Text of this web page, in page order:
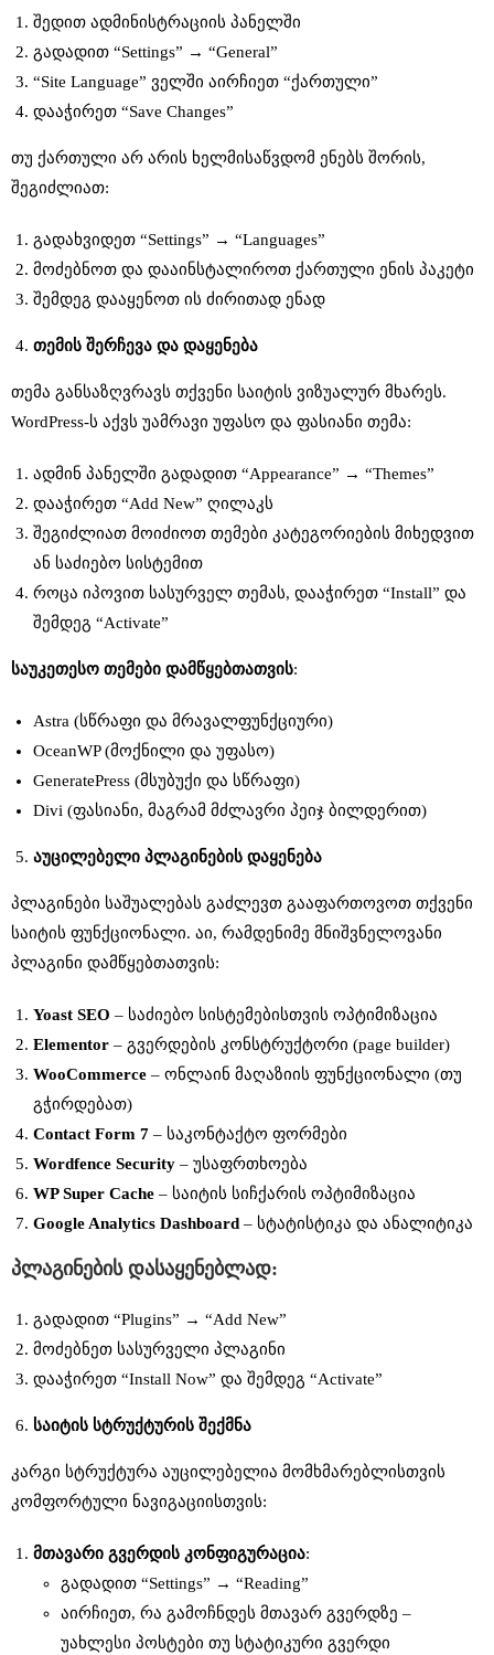
შედით ადმინისტრაციის პანელში
გადადით “Settings” → “General”
“Site Language” ველში აირჩიეთ “ქართული”
დააჭირეთ “Save Changes”
თუ ქართული არ არის ხელმისაწვდომ ენებს შორის,
შეგიძლიათ:
გადახვიდეთ “Settings” → “Languages”
მოძებნოთ და დააინსტალიროთ ქართული ენის პაკეტი
შემდეგ დააყენოთ ის ძირითად ენად
თემის შერჩევა და დაყენება
თემა განსაზღვრავს თქვენი საიტის ვიზუალურ მხარეს.
WordPress-ს აქვს უამრავი უფასო და ფასიანი თემა:
ადმინ პანელში გადადით “Appearance” → “Themes”
დააჭირეთ “Add New” ღილაკს
შეგიძლიათ მოიძიოთ თემები კატეგორიების მიხედვით
ან საძიებო სისტემით
როცა იპოვით სასურველ თემას, დააჭირეთ “Install” და
შემდეგ “Activate”
საუკეთესო თემები დამწყებთათვის:
Astra (სწრაფი და მრავალფუნქციური)
OceanWP (მოქნილი და უფასო)
GeneratePress (მსუბუქი და სწრაფი)
Divi (ფასიანი, მაგრამ მძლავრი პეიჯ ბილდერით)
აუცილებელი პლაგინების დაყენება
პლაგინები საშუალებას გაძლევთ გააფართოვოთ თქვენი
საიტის ფუნქციონალი. აი, რამდენიმე მნიშვნელოვანი
პლაგინი დამწყებთათვის:
Yoast SEO – საძიებო სისტემებისთვის ოპტიმიზაცია
Elementor – გვერდების კონსტრუქტორი (page builder)
WooCommerce – ონლაინ მაღაზიის ფუნქციონალი (თუ
გჭირდებათ)
Contact Form 7 – საკონტაქტო ფორმები
Wordfence Security – უსაფრთხოება
WP Super Cache – საიტის სიჩქარის ოპტიმიზაცია
Google Analytics Dashboard – სტატისტიკა და ანალიტიკა
პლაგინების დასაყენებლად:
გადადით “Plugins” → “Add New”
მოძებნეთ სასურველი პლაგინი
დააჭირეთ “Install Now” და შემდეგ “Activate”
საიტის სტრუქტურის შექმნა
კარგი სტრუქტურა აუცილებელია მომხმარებლისთვის
კომფორტული ნავიგაციისთვის:
მთავარი გვერდის კონფიგურაცია:
გადადით “Settings” → “Reading”
აირჩიეთ, რა გამოჩნდეს მთავარ გვერდზე –
უახლესი პოსტები თუ სტატიკური გვერდი